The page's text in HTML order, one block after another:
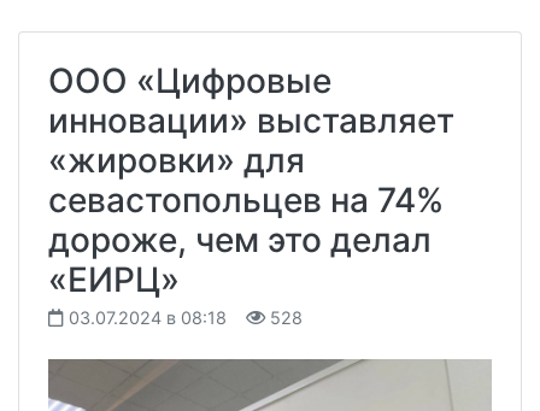
ООО «Цифровые
инновации» выставляет
«жировки» для
севастопольцев на 74%
дороже, чем это делал
«ЕИРЦ»
03.07.2024 в 08:18 528